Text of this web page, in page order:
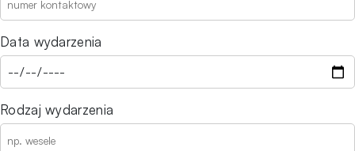
Data wydarzenia
Rodzaj wydarzenia